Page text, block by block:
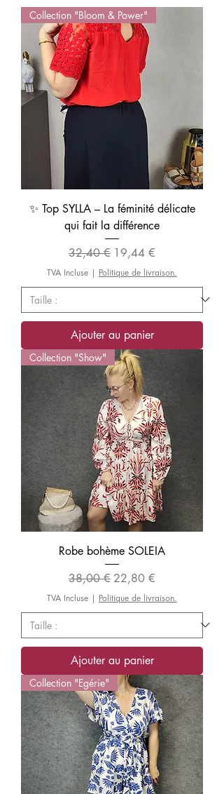
Collection "Bloom & Power"
✨ Top SYLLA – La féminité délicate
qui fait la différence
Prix original
32,40 € Prix promotionnel
19,44 €
TVA Incluse | Politique de livraison.
Ajouter au panier
Collection "Show"
Robe bohème SOLEIA
Prix original
38,00 € Prix promotionnel
22,80 €
TVA Incluse | Politique de livraison.
Ajouter au panier
Collection "Egérie"